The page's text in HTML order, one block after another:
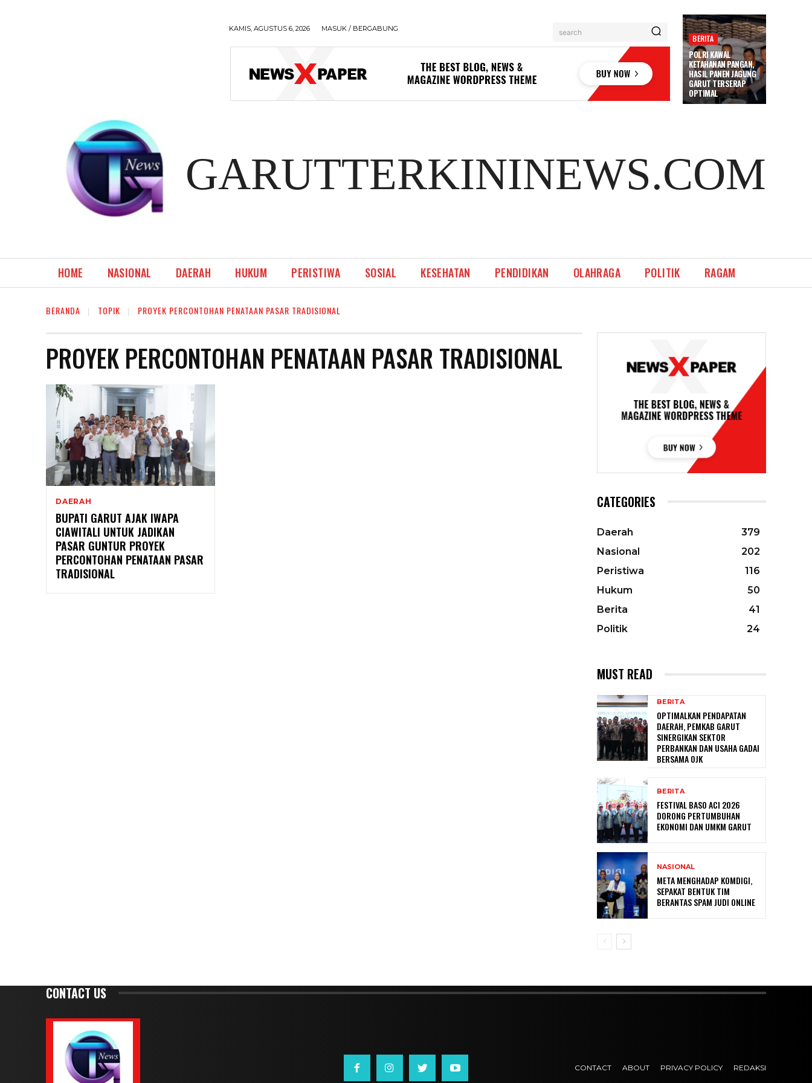
KAMIS, AGUSTUS 6, 2026 MASUK / BERGABUNG search
BERITA
POLRI KAWAL
KETAHANAN PANGAN,
HASIL PANEN JAGUNG
GARUT TERSERAP
OPTIMAL
GARUTTERKININEWS.COM
HOME NASIONAL DAERAH HUKUM PERISTIWA SOSIAL KESEHATAN PENDIDIKAN OLAHRAGA POLITIK RAGAM
BERANDA TOPIK PROYEK PERCONTOHAN PENATAAN PASAR TRADISIONAL
PROYEK PERCONTOHAN PENATAAN PASAR TRADISIONAL
DAERAH
BUPATI GARUT AJAK IWAPA
CIAWITALI UNTUK JADIKAN
PASAR GUNTUR PROYEK
PERCONTOHAN PENATAAN PASAR
TRADISIONAL
CATEGORIES
Daerah
379
Nasional
202
Peristiwa
116
Hukum
50
Berita
41
Politik
24
MUST READ
BERITA
OPTIMALKAN PENDAPATAN
DAERAH, PEMKAB GARUT
SINERGIKAN SEKTOR
PERBANKAN DAN USAHA GADAI
BERSAMA OJK
BERITA
FESTIVAL BASO ACI 2026
DORONG PERTUMBUHAN
EKONOMI DAN UMKM GARUT
NASIONAL
META MENGHADAP KOMDIGI,
SEPAKAT BENTUK TIM
BERANTAS SPAM JUDI ONLINE
CONTACT US
CONTACT ABOUT PRIVACY POLICY REDAKSI